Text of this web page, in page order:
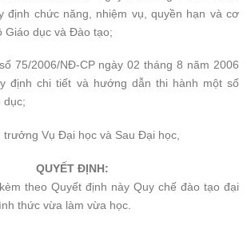
định chức năng, nhiệm vụ, quyền hạn và cơ
Giáo dục và Đào tạo;
75/2006/NĐ-CP ngày 02 tháng 8 năm 2006
định chi tiết và hướng dẫn thi hành một số
dục;
trưởng Vụ Đại học và Sau Đại học,
QUYẾT ĐỊNH:
theo Quyết định này Quy chế đào tạo đại
thức vừa làm vừa học.